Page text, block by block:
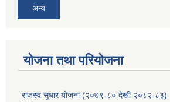
अन्य
योजना तथा परियोजना
राजस्व सुधार योजना (२०७९-८० देखी २०८२-८३)